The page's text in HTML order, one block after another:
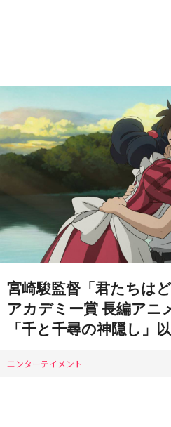
宮崎駿監督「君たちは
アカデミー賞 長編アニ
「千と千尋の神隠し」
エンターテイメント